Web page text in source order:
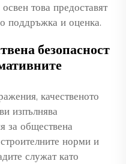
това предоставят
поддръжка и оценка.
безопасност
качественото
изпълнява
за обществена
норми и
служат като